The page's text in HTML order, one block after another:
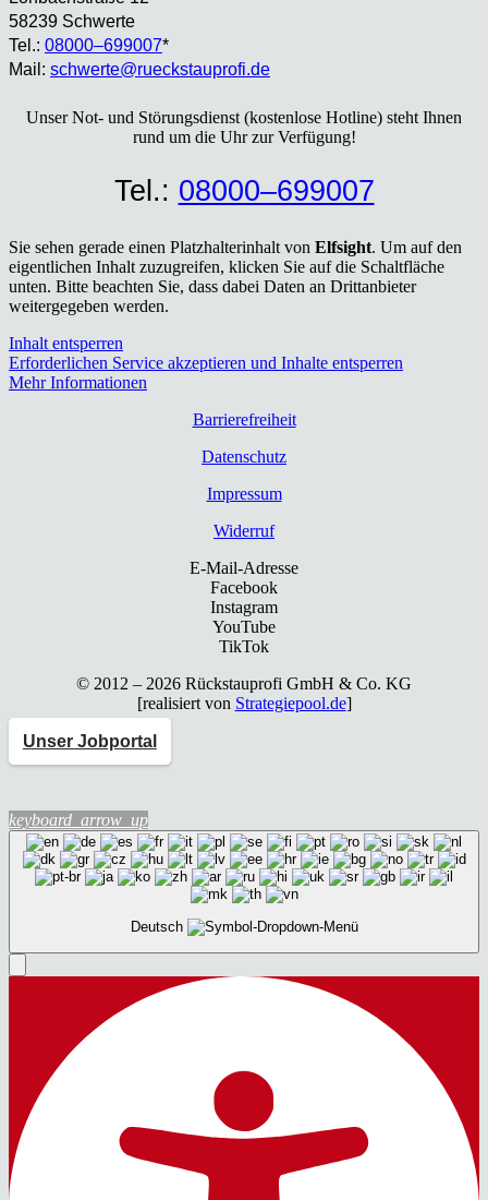
58239 Schwer­te
Tel.: 08000–699007*
Mail: schwerte@rueckstauprofi.de
Unser Not- und Stö­rungs­dienst (kos­ten­lo­se Hot­line) steht Ihnen
rund um die Uhr zur Ver­fü­gung!
Tel.: 08000–699007
Sie sehen gerade einen Platzhalterinhalt von Elfsight. Um auf den
eigentlichen Inhalt zuzugreifen, klicken Sie auf die Schaltfläche
unten. Bitte beachten Sie, dass dabei Daten an Drittanbieter
weitergegeben werden.
Inhalt entsperren
Erforderlichen Service akzeptieren und Inhalte entsperren
Mehr Informationen
Bar­rie­re­frei­heit
Daten­schutz
Impres­sum
Wider­ruf
E-Mail-Adresse
Facebook
Instagram
YouTube
TikTok
© 2012 – 2026 Rück­stau­pro­fi GmbH & Co. KG
[rea­li­siert von Strategiepool.de]
Unser Jobportal
keyboard_arrow_up
Deutsch